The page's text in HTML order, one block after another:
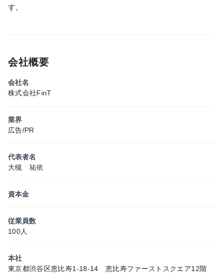
す。
会社概要
会社名
株式会社FinT
業界
広告/PR
代表者名
大槻 祐依
資本金
従業員数
100人
本社
東京都渋谷区恵比寿1-18-14 恵比寿ファーストスクエア12階